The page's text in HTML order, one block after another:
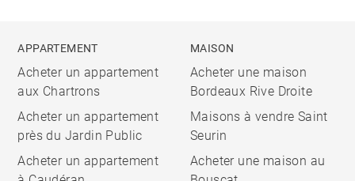
APPARTEMENT
Acheter un appartement
aux Chartrons
Acheter un appartement
près du Jardin Public
Acheter un appartement
MAISON
Acheter une maison
Bordeaux Rive Droite
Maisons à vendre Saint
Seurin
Acheter une maison au